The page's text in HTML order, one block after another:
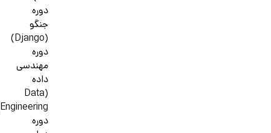
دوره
جنگو
(Django)
دوره
مهندسی
داده
(Data
Engineering)
دوره